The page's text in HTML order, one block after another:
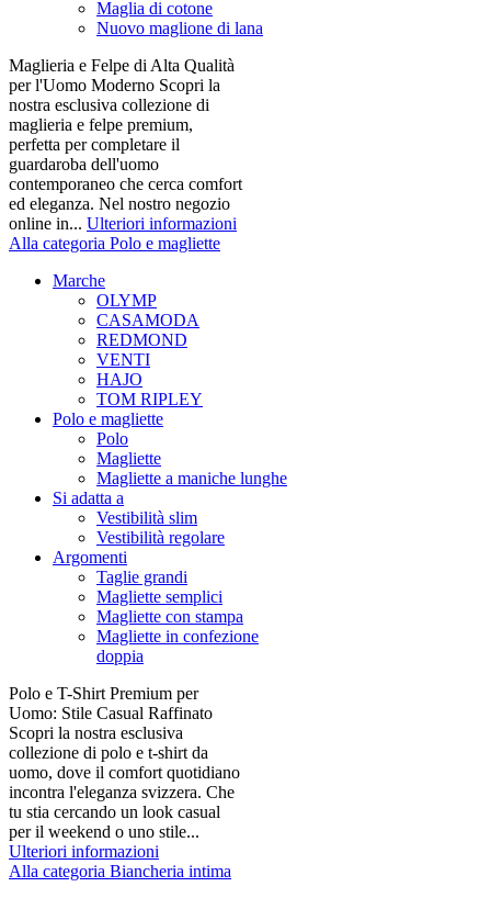
Maglia di cotone
Nuovo maglione di lana
Maglieria e Felpe di Alta Qualità
per l'Uomo Moderno Scopri la
nostra esclusiva collezione di
maglieria e felpe premium,
perfetta per completare il
guardaroba dell'uomo
contemporaneo che cerca comfort
ed eleganza. Nel nostro negozio
online in... Ulteriori informazioni
Alla categoria Polo e magliette
Marche
OLYMP
CASAMODA
REDMOND
VENTI
HAJO
TOM RIPLEY
Polo e magliette
Polo
Magliette
Magliette a maniche lunghe
Si adatta a
Vestibilità slim
Vestibilità regolare
Argomenti
Taglie grandi
Magliette semplici
Magliette con stampa
Magliette in confezione
doppia
Polo e T-Shirt Premium per
Uomo: Stile Casual Raffinato
Scopri la nostra esclusiva
collezione di polo e t-shirt da
uomo, dove il comfort quotidiano
incontra l'eleganza svizzera. Che
tu stia cercando un look casual
per il weekend o uno stile...
Ulteriori informazioni
Alla categoria Biancheria intima